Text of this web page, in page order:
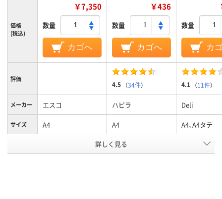
価格
(税込)
￥7,350
数量
カゴへ
￥436
数量
カゴへ
数量
カ
評価
4.5 （34件） 4.1 （11件）
メーカー エスコ ハピラ Deli
サイズ A4 A4 A4、A4タテ
ブラック系 ブラウン系
詳しく見る